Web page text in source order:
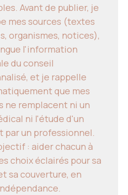
Avant de publier, je
mes sources (textes
organismes, notices),
l'information
du conseil
et je rappelle
que mes
ne remplacent ni un
ni l'étude d'un
par un professionnel.
: aider chacun à
choix éclairés pour sa
sa couverture, en